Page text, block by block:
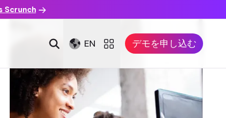
Scrunch
EN デモを申し込む